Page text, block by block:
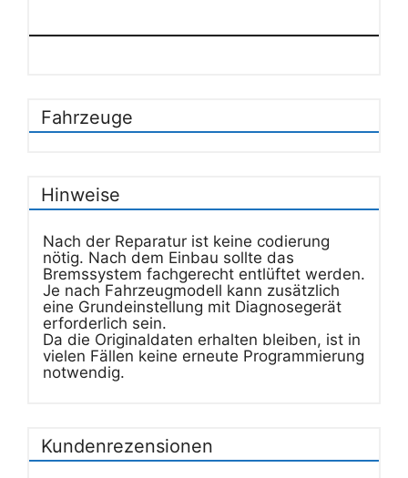
Fahrzeuge
Hinweise
Nach der Reparatur ist keine codierung
nötig. Nach dem Einbau sollte das
Bremssystem fachgerecht entlüftet werden.
Je nach Fahrzeugmodell kann zusätzlich
eine Grundeinstellung mit Diagnosegerät
erforderlich sein.
Da die Originaldaten erhalten bleiben, ist in
vielen Fällen keine erneute Programmierung
notwendig.
Kundenrezensionen